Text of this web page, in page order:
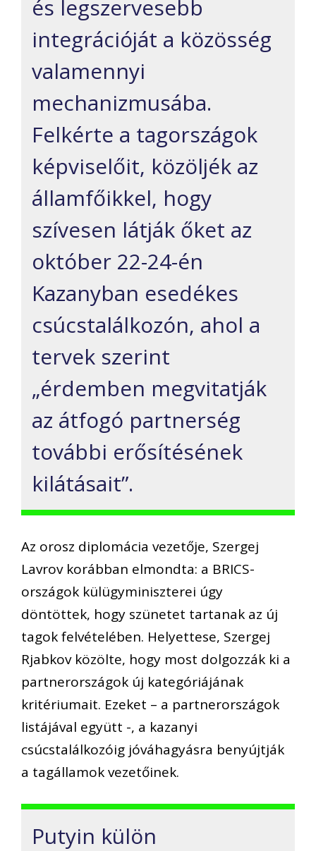
és legszervesebb
integrációját a közösség
valamennyi
mechanizmusába.
Felkérte a tagországok
képviselőit, közöljék az
államfőikkel, hogy
szívesen látják őket az
október 22-24-én
Kazanyban esedékes
csúcstalálkozón, ahol a
tervek szerint
„érdemben megvitatják
az átfogó partnerség
további erősítésének
kilátásait”.
Az orosz diplomácia vezetője, Szergej
Lavrov korábban elmondta: a BRICS-
országok külügyminiszterei úgy
döntöttek, hogy szünetet tartanak az új
tagok felvételében. Helyettese, Szergej
Rjabkov közölte, hogy most dolgozzák ki a
partnerországok új kategóriájának
kritériumait. Ezeket – a partnerországok
listájával együtt -, a kazanyi
csúcstalálkozóig jóváhagyásra benyújtják
a tagállamok vezetőinek.
Putyin külön